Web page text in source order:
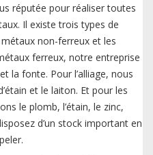
réputée pour réaliser toutes
Il existe trois types de
non-ferreux et les
ferreux, notre entreprise
la fonte. Pour l’alliage, nous
et le laiton. Et pour les
le plomb, l’étain, le zinc,
d’un stock important en